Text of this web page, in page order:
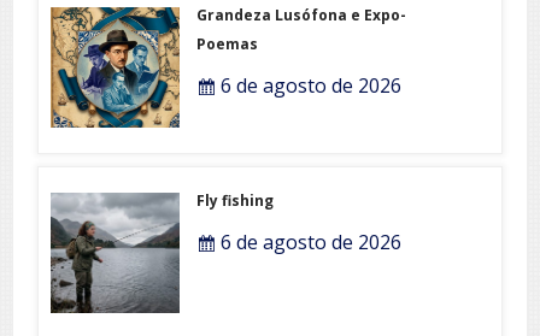
Grandeza Lusófona e Expo-
Poemas
6 de agosto de 2026
Fly fishing
6 de agosto de 2026